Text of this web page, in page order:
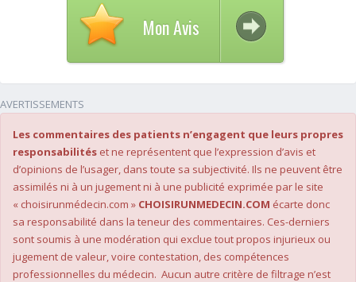
Mon Avis
AVERTISSEMENTS
Les commentaires des patients n’engagent que leurs propres
responsabilités et ne représentent que l’expression d’avis et
d’opinions de l’usager, dans toute sa subjectivité. Ils ne peuvent être
assimilés ni à un jugement ni à une publicité exprimée par le site
« choisirunmédecin.com » CHOISIRUNMEDECIN.COM écarte donc
sa responsabilité dans la teneur des commentaires. Ces-derniers
sont soumis à une modération qui exclue tout propos injurieux ou
jugement de valeur, voire contestation, des compétences
professionnelles du médecin. Aucun autre critère de filtrage n’est